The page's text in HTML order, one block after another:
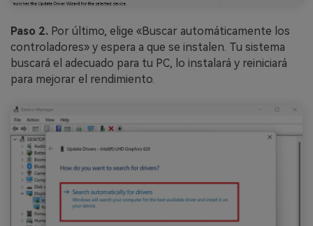
Paso 2. Por último, elige «Buscar automáticamente los
controladores» y espera a que se instalen. Tu sistema
buscará el adecuado para tu PC, lo instalará y reiniciará
para mejorar el rendimiento.